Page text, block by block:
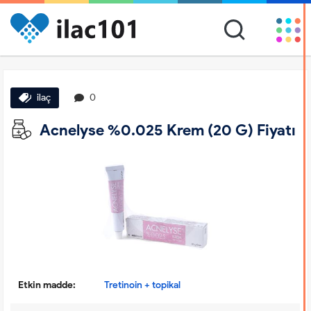
ilaç 0
Acnelyse %0.025 Krem (20 G) Fiyatı
Etkin madde: Tretinoin + topikal